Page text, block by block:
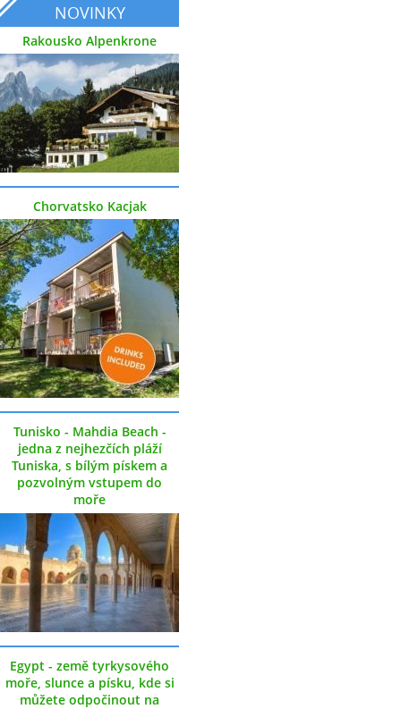
NOVINKY
Rakousko Alpenkrone
Chorvatsko Kacjak
Tunisko - Mahdia Beach -
jedna z nejhezčích pláží
Tuniska, s bílým pískem a
pozvolným vstupem do
moře
Egypt - země tyrkysového
moře, slunce a písku, kde si
můžete odpočinout na